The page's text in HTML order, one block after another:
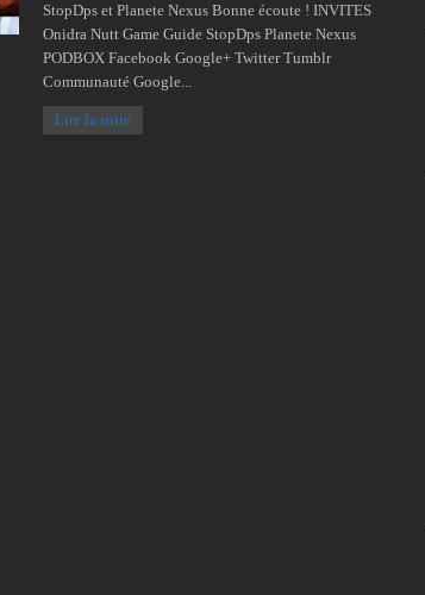
StopDps et Planete Nexus Bonne écoute ! INVITES
Onidra Nutt Game Guide StopDps Planete Nexus
PODBOX Facebook Google+ Twitter Tumblr
Communauté Google...
Lire la suite